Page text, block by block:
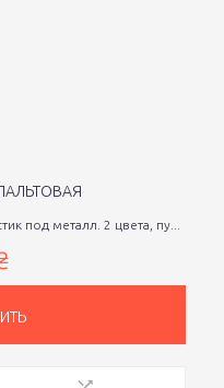
под металл. 2 цвета, пу...